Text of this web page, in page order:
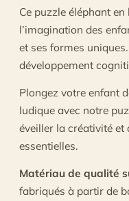
Ce puzzle éléphant
l’imagination des
et ses formes
développement
Plongez votre enfant
ludique avec notre
éveiller la créativité et
essentielles.
Matériau de qualité
fabriqués à partir de